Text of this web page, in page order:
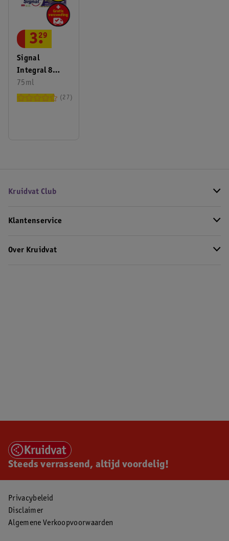
Signal
Integral 8
Complete
Tandpasta
75ml
3.
29
27
Kruidvat Club
Klantenservice
Over Kruidvat
Steeds verrassend, altijd voordelig!
Privacybeleid
Disclaimer
Algemene Verkoopvoorwaarden